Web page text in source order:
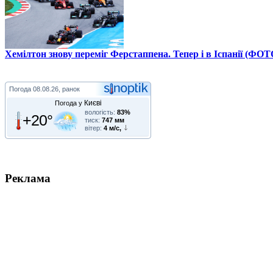
Хемілтон знову переміг Ферстаппена. Тепер і в Іспанії
Погода 08.08.26, ранок
Погода у Києві
+20° вологість: 83%
тиск: 747 мм
вітер: 4 м/с,
Реклама